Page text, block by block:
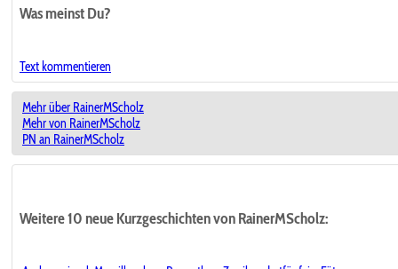
Was meinst Du?
Text kommentieren
Mehr über RainerMScholz
Mehr von RainerMScholz
PN an RainerMScholz
Weitere 10 neue Kurzgeschichten von RainerMScholz: